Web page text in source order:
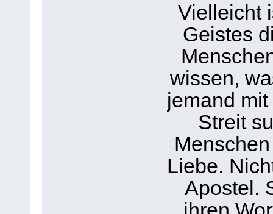
Vielleicht
Geistes
wissen,
jemand
Streit
Liebe.
Apostel.